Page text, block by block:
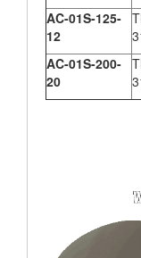
AC-01S-125-
12
AC-01S-200-
20